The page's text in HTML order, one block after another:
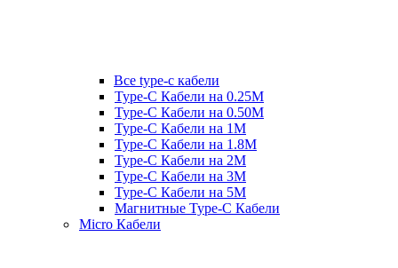
Все type-c кабели
Type-C Кабели на 0.25М
Type-C Кабели на 0.50М
Type-C Кабели на 1М
Type-C Кабели на 1.8М
Type-C Кабели на 2М
Type-C Кабели на 3М
Type-C Кабели на 5М
Магнитные Type-C Кабели
Micro Кабели